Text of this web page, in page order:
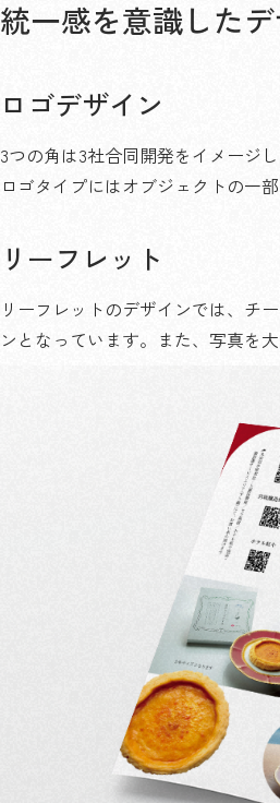
統一感を意識した
ロゴデザイン
3つの角は3社合同開発をイメージ
ロゴタイプにはオブジェクトの一
リーフレット
リーフレットのデザインでは、チ
ンとなっています。また、写真を